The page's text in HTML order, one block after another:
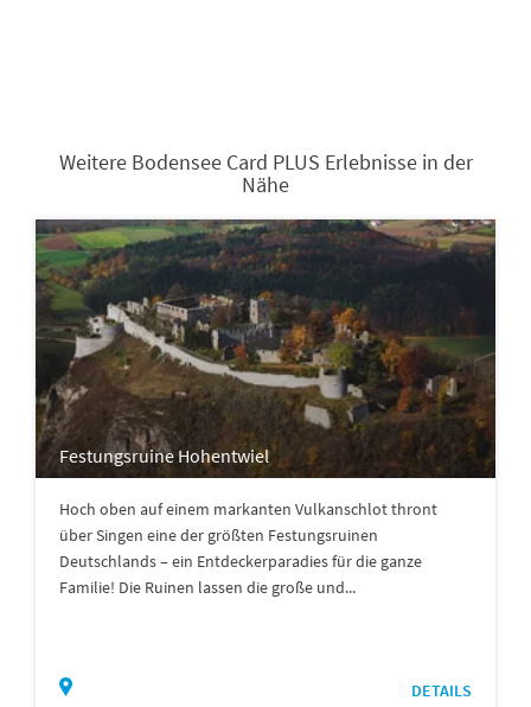
Weitere Bodensee Card PLUS Erlebnisse in der
Nähe
Festungsruine Hohentwiel
Hoch oben auf einem markanten Vulkanschlot thront
über Singen eine der größten Festungsruinen
Deutschlands – ein Entdeckerparadies für die ganze
Familie! Die Ruinen lassen die große und...
DETAILS